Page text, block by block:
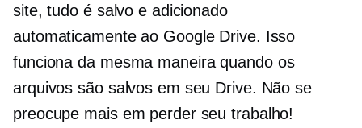
site, tudo é salvo e adicionado
automaticamente ao Google Drive. Isso
funciona da mesma maneira quando os
arquivos são salvos em seu Drive. Não se
preocupe mais em perder seu trabalho!